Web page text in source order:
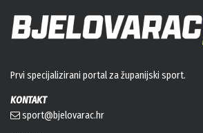
Prvi specijalizirani portal za županijski sport.
KONTAKT
sport@bjelovarac.hr